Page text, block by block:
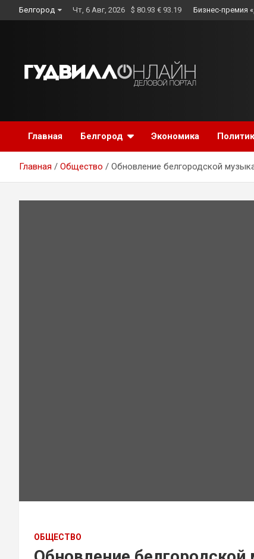
to
Белгород Чт, 6 Авг, 2026 $ 80.93 € 93.19 Бизнес-премия
Главная Белгород Экономика
Главная Общество Обновление белгородской
ОБЩЕСТВО